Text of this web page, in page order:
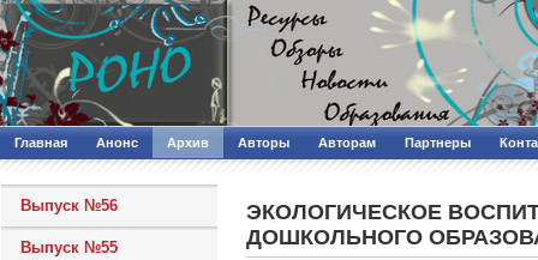
Главная Анонс Архив Авторы Авторам Партнеры
Выпуск №56
Выпуск №55
ЭКОЛОГИЧЕСКОЕ
ДОШКОЛЬНОГО